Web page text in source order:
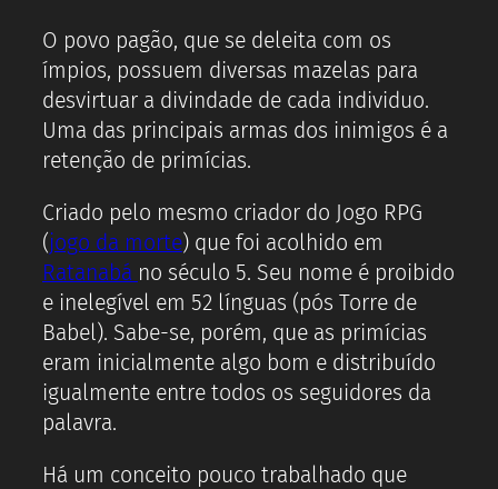
O povo pagão, que se deleita com os
ímpios, possuem diversas mazelas para
desvirtuar a divindade de cada individuo.
Uma das principais armas dos inimigos é a
retenção de primícias.
Criado pelo mesmo criador do Jogo RPG
(jogo da morte) que foi acolhido em
Ratanabá no século 5. Seu nome é proibido
e inelegível em 52 línguas (pós Torre de
Babel). Sabe-se, porém, que as primícias
eram inicialmente algo bom e distribuído
igualmente entre todos os seguidores da
palavra.
Há um conceito pouco trabalhado que